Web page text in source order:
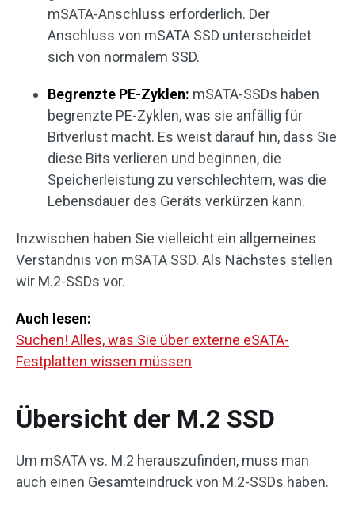
mSATA-Anschluss erforderlich. Der
Anschluss von mSATA SSD unterscheidet
sich von normalem SSD.
Begrenzte PE-Zyklen: mSATA-SSDs haben
begrenzte PE-Zyklen, was sie anfällig für
Bitverlust macht. Es weist darauf hin, dass Sie
diese Bits verlieren und beginnen, die
Speicherleistung zu verschlechtern, was die
Lebensdauer des Geräts verkürzen kann.
Inzwischen haben Sie vielleicht ein allgemeines
Verständnis von mSATA SSD. Als Nächstes stellen
wir M.2-SSDs vor.
Auch lesen:
Suchen! Alles, was Sie über externe eSATA-
Festplatten wissen müssen
Übersicht der M.2 SSD
Um mSATA vs. M.2 herauszufinden, muss man
auch einen Gesamteindruck von M.2-SSDs haben.